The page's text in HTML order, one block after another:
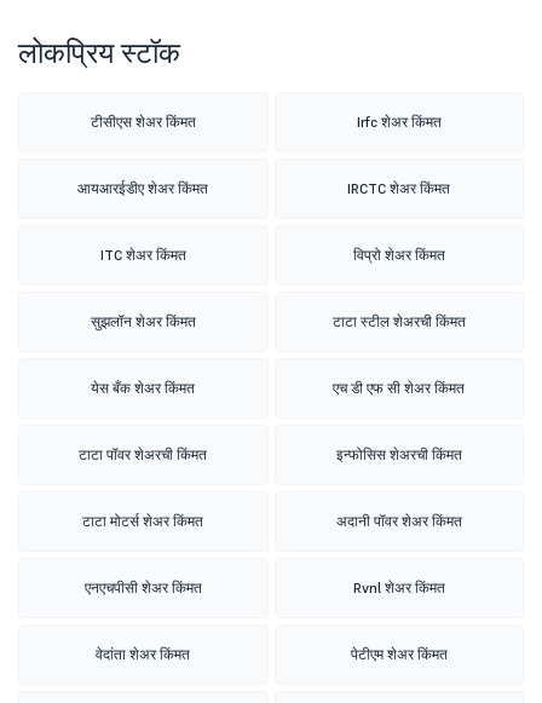
लोकप्रिय स्टॉक
टीसीएस शेअर किंमत Irfc शेअर किंमत
आयआरईडीए शेअर किंमत IRCTC शेअर किंमत
ITC शेअर किंमत विप्रो शेअर किंमत
सुझलॉन शेअर किंमत टाटा स्टील शेअरची किंमत
येस बँक शेअर किंमत एच डी एफ सी शेअर किंमत
टाटा पॉवर शेअरची किंमत इन्फोसिस शेअरची किंमत
टाटा मोटर्स शेअर किंमत अदानी पॉवर शेअर किंमत
एनएचपीसी शेअर किंमत Rvnl शेअर किंमत
वेदांता शेअर किंमत पेटीएम शेअर किंमत